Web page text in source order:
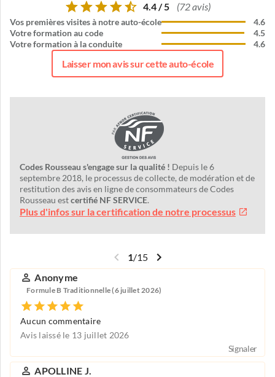
4.4 / 5 (72 avis)
Vos premières visites à notre auto-école
Votre formation au code
Votre formation à la conduite
4.6
4.5
4.6
Laisser mon avis sur cette auto-école
Codes Rousseau s'engage sur la qualité ! Depuis le 6
septembre 2018, le processus de collecte, de modération et de
restitution des avis en ligne de consommateurs de Codes
Rousseau estcertifié NF SERVICE.
Plus d'infos sur la certification de notre processus
1/15
Anonyme
Formule B Traditionnelle (6 juillet 2026)
Aucun commentaire
Avis laissé le 13 juillet 2026
Signaler
APOLLINE J.